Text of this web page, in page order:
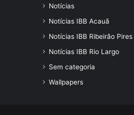
Notícias
Notícias IBB Acauã
Notícias IBB Ribeirão Pires
Notícias IBB Rio Largo
Sem categoria
Wallpapers